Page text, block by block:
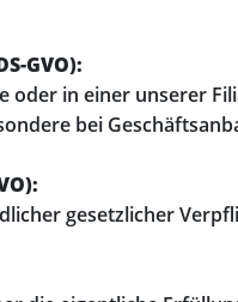
GVO):
in einer unserer
bei
gesetzlicher